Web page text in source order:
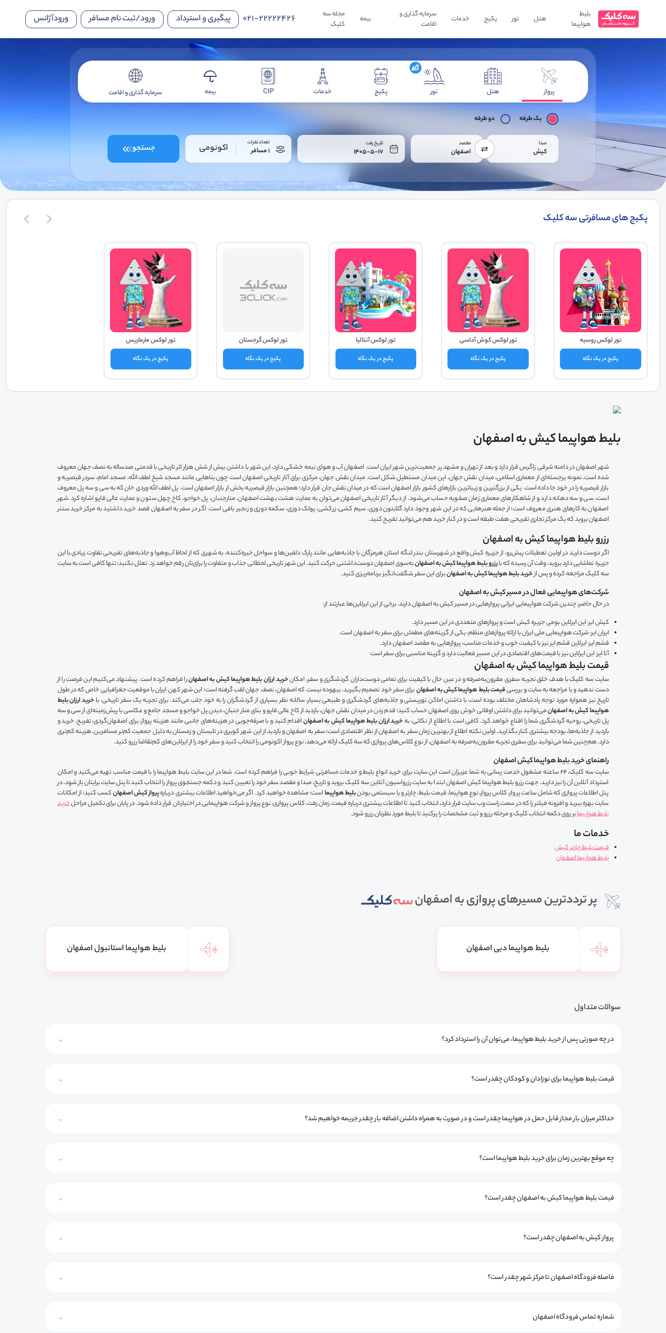
بلیط
هواپیما
هتل تور پکیج خدمات
سرمایه گذاری و
اقامت
بیمه
مجله سه
کلیک
021-22222426 پیگیری و استرداد ورود/ثبت نام مسافر ورودآژانس
پرواز هتل تور پکیج خدمات CIP بیمه سرمایه گذاری و اقامت
یک طرفه دو طرفه
مبدا
کیش
مقصد
اصفهان
تاریخ رفت
1405-5-17
تعداد نفرات
1 مسافر اکونومی جستجو
پکیج های مسافرتی سه کلیک
تور لوکس روسیه
پکیج در یک نگاه
تور لوکس کوش آداسی
پکیج در یک نگاه
تور لوکس آنتالیا
پکیج در یک نگاه
تور لوکس گرجستان
پکیج در یک نگاه
تور لوکس مارماریس
پکیج در یک نگاه
بلیط هواپیما کیش به اصفهان
شهر اصفهان در دامنه شرقی زاگرس قرار دارد و بعد از تهران و مشهد پر جمعیت‌ترین شهر ایران است. اصفهان آب و هوای نیمه خشکی دارد، این شهر با داشتن بیش از شش هزار اثر تاریخی با قدمتی صدساله به نصف جهان معروف
شده است. نمونه برجسته‌ای از معماری اسلامی، میدان نقش جهان، این میدان مستطیل شکل است. میدان نقش جهان، مرکزی برای آثار تاریخی اصفهان است چون بناهایی مانند مسجد شیخ لطف الله، مسجد امام، سردر قیصریه و
بازار قیصریه را در خود جا داده است. یکی از بزرگترین و زیباترین بازارهای کشور بازار اصفهان است که در میدان نقش جان قرار دارد؛ همچنین بازار قیصریه بخش از بازار اصفهان است. پل لطف الله وردی خان که به سی و سه پل معروف
است، سی و سه دهانه دارد و از شاهکارهای معماری زمان صفویه حساب می‌شود. از دیگر آثار تاریخی اصفهان می‌توان به عمارت هشت بهشت اصفهان، منارجنبان، پل خواجو، کاخ چهل ستون و عمارت عالی قاپو اشاره کرد. شهر
اصفهان به کارهای هنری معروف است؛ از جمله هنرهایی که در این شهر وجود دارد گلابتون دوزی، سیم کشی، زرکشی، پولک دوزی، سکمه دوزی و زنجیر بافی است. اگر در سفر به اصفهان قصد خرید داشتید به مرکز خرید سنتر
اصفهان بروید که یک مرکز تجاری تفریحی هفت طبقه است و در کنار خرید هم می‌توانید تفریح کنید.
رزرو بلیط هواپیما کیش به اصفهان
اگر دوست دارید در اولین تعطیلات پیش‌رو، از جزیره کیش واقع در شهرستان بندر لنگه استان هرمزگان با جاذبه‌هایی مانند پارک دلفین‌ها و سواحل خیره‌کننده، به شهری که از لحاظ آب‌وهوا و جاذبه‌های تفریحی تفاوت زیادی با این
جزیره تماشایی دارد بروید، وقت آن رسیده که بارزرو بلیط هواپیما کیش به اصفهانبه‌سوی اصفهان دوست‌داشتنی حرکت کنید. این شهر تاریخی لحظاتی جذاب و متفاوت را برای‌تان رقم خواهد زد. تعلل نکنید؛ تنها کافی است به سایت
سه کلیک مراجعه کرده و پس ازخرید بلیط هواپیما کیش به اصفهانبرای این سفر شگفت‌انگیز برنامه‌ریزی کنید.
شرکت‌های هواپیمایی فعال در مسیر کیش به اصفهان
در حال حاضر، چندین شرکت هواپیمایی ایرانی پروازهایی در مسیر کیش به اصفهان دارند. برخی از این ایرلاین‌ها عبارتند از:
کیش ایر: این ایرلاین بومی جزیره کیش است و پروازهای متعددی در این مسیر دارد.
ایران ایر: شرکت هواپیمایی ملی ایران با ارائه پروازهای منظم، یکی از گزینه‌های مطمئن برای سفر به اصفهان است.
قشم ایر: ایرلاین قشم ایر نیز با کیفیت خوب و خدمات مناسب، پروازهایی به مقصد اصفهان دارد.
آتا ایر: این ایرلاین نیز با قیمت‌های اقتصادی در این مسیر فعالیت دارد و گزینه مناسبی برای سفر است
قیمت بلیط هواپیما کیش به اصفهان
سایت سه کلیک با هدف خلق تجربه سفری مقرون‌به‌صرفه و در عین حال با کیفیت برای تمامی دوست‌داران گردشگری و سفر، امکانخرید ارزان بلیط هواپیما کیش به اصفهانرا فراهم کرده است. پیشنهاد می‌کنیم این فرصت را از
دست ندهید و با مراجعه به سایت و بررسیقیمت بلیط هواپیما کیش به اصفهانبرای سفر خود تصمیم بگیرید. بیهوده نیست که اصفهان، نصف جهان لقب گرفته است؛ این شهر کهن ایران با موقعیت جغرافیایی خاص که در طول
تاریخ نیز همواره مورد توجه پادشاهان مختلف بوده است، با داشتن اماکن توریستی و جاذبه‌های گردشگری و طبیعی بسیار، سالانه نظر بسیاری از گردشگران را به خود جلب می‌کند. برای تجربه یک سفر تاریخی، با خرید ارزان بلیط
هواپیما کیش به اصفهانمی‌توانید برای داشتن اوقاتی خوش روی اصفهان حساب کنید؛ قدم زدن در میدان نقش جهان، بازدید از کاخ عالی قاپو و بنای منار جنبان، دیدن پل خواجو و مسجد جامع و عکاسی با پیش‌زمینه‌ای از سی و سه
پل تاریخی، روحیه گردشگری شما را اقناع خواهد کرد. کافی است با اطلاع از نکاتی، بهخرید ارزان بلیط هواپیما کیش به اصفهاناقدام کنید و با صرفه‌جویی در هزینه‌های جانبی مانند هزینه پرواز، برای اصفهان‌گردی، تفریح، خرید و
بازدید از جاذبه‌ها، بودجه بیشتری کنار بگذارید. اولین نکته اطلاع از بهترین زمان سفر به اصفهان از نظر اقتصادی است؛ سفر به اصفهان و بازدید از این شهر کویری در تابستان و زمستان به دلیل جمعیت کم‌تر مسافرین، هزینه کم‌تری
دارد. هم‌چنین شما می‌توانید برای سفری تجربه مقرون‌به‌صرفه به اصفهان، از نوع کلاس‌های پروازی که سه کلیک ارائه می‌دهد، نوع پرواز اکونومی را انتخاب کنید و سفر خود را از ایرلاین‌های کم‌تقاضا رزرو کنید.
راهنمای خرید بلیط هواپیما کیش اصفهان
سایت سه کلیک، 24 ساعته مشغول خدمت رسانی به شما عزیزان است این سایت برای خرید انواع بلیط و خدمات مسافرتی شرایط خوبی را فراهم کرده است. شما در این سایت بلیط هواپیما را با قیمت مناسب تهیه می‌کنید و امکان
استرداد آنلاین آن را نیز دارید. جهت رزرو بلیط هواپیما کیش اصفهان ابتدا به سایت رزرواسیون آنلاین سه کلیک بروید و تاریخ، مبدا و مقصد سفر خود را تعیین کنید و دکمه جستجوی پرواز را انتخاب کنید تا پنل سایت برایتان باز شود، در
پنل اطلاعات پروازی که شامل ساعت پرواز، کلاس پرواز، نوع هواپیما، قیمت بلیط، چارتر و یا سیستمی بودنبلیط هواپیمااست؛ مشاهده خواهید کرد. اگر می‌خواهید اطلاعات بیشتری دربارهپرواز کیش اصفهانکسب کنید؛ از امکانات
سایت بهره ببرید و افزونه فیلتر را که در سمت راست وب سایت قرار دارد، انتخاب کنید تا اطلاعات بیشتری درباره قیمت، زمان رفت، کلاس پروازی، نوع پرواز و شرکت هواپیمایی در اختیارتان قرار داده شود. در پایان برای تکمیل مراحلخرید
بلیط هواپیمابر روی دکمه انتخاب کلیک و مرحله رزرو و ثبت مشخصات را پرکنید تا بلیط مورد نظرتان رزرو شود.
خدمات ما
قیمت بلیط چارتر کیش
بلیط هواپیما اصفهان
پر ترددترین مسیرهای پروازی به اصفهان
بلیط هواپیما دبی اصفهان بلیط هواپیما استانبول اصفهان
سوالات متداول
در چه صورتی پس از خرید بلیط هواپیما، می‌توان آن را استرداد کرد؟
قیمت بلیط هواپیما برای نوزادان و کودکان چقدر است؟
حداکثر میزان بار مجاز قابل حمل در هواپیما چقدر است و در صورت به همراه داشتن اضافه بار چقدر جریمه خواهیم شد؟
چه موقع بهترین زمان برای خرید بلیط هواپیما است؟
قیمت بلیط هواپیما کیش به اصفهان چقدر است؟
پرواز کیش به اصفهان چقدر است؟
فاصله فرودگاه اصفهان تا مرکز شهر چقدر است؟
شماره تماس فرودگاه اصفهان